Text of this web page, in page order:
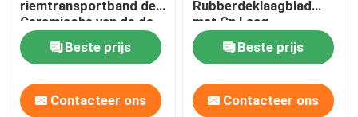
riemtransportband de
Ceramische van de de
Trommelkatrol
Rubberbekleding
Beste prijs
Contacteer ons
Rubberdeklaagblad
met Cn Laag
achterblijven Plakkend
Beste prijs
Contacteer ons